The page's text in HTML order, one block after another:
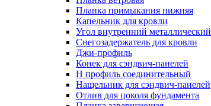
Планка примыкания нижняя
Капельник для кровли
Угол внутренний металлический
Снегозадержатель для кровли
Джи-профиль
Конек для сэндвич-панелей
Н профиль соединительный
Нащельник для сэндвич-панелей
Отлив для цоколя фундамента